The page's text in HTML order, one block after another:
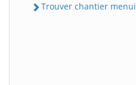
Trouver chantier